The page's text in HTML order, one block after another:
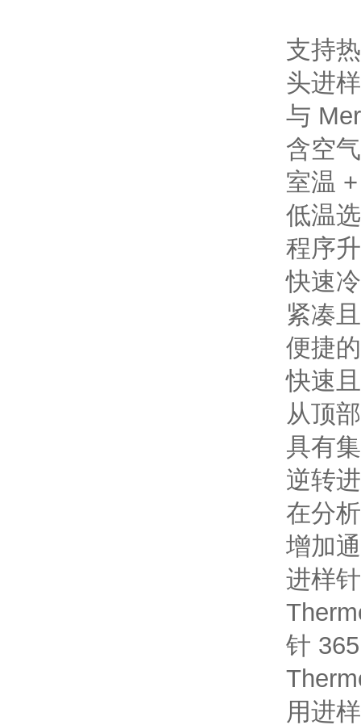
支持
头进
与
含空
室温
低温
程序
快速
紧凑
便捷
快速
从顶
具有
逆转
在分
增加
进样
针
用进